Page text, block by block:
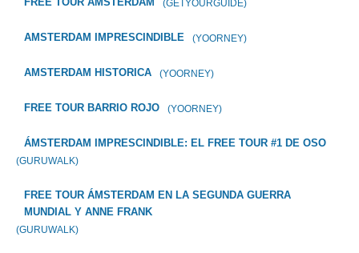
(GETYOURGUIDE)
AMSTERDAM IMPRESCINDIBLE (YOORNEY)
AMSTERDAM HISTORICA (YOORNEY)
FREE TOUR BARRIO ROJO (YOORNEY)
ÁMSTERDAM IMPRESCINDIBLE: EL FREE TOUR #1 DE OSO
(GURUWALK)
FREE TOUR ÁMSTERDAM EN LA SEGUNDA GUERRA
MUNDIAL Y ANNE FRANK
(GURUWALK)